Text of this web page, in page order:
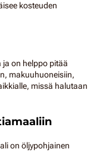
kosteuden
ja on helppo pitää
makuuhuoneisiin,
missä halutaan
on öljypohjainen